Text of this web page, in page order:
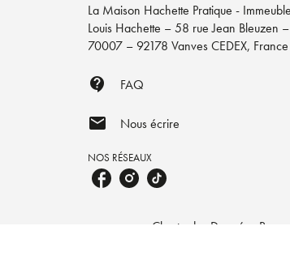
La Maison Hachette Pratique - Immeuble
Louis Hachette – 58 rue Jean Bleuzen
70007 – 92178 Vanves CEDEX, France
contact_support FAQ
mail Nous écrire
NOS RÉSEAUX
Charte des Données